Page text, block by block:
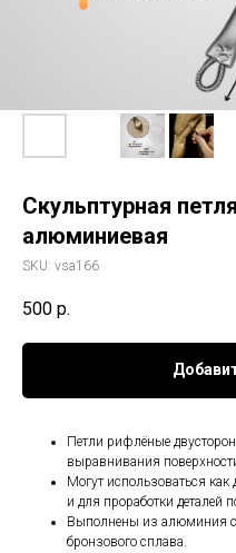
Скульптурная
алюминиевая
SKU: vsa166
500 р.
Петли рифлёные
выравнивания
Могут использоваться
и для проработки деталей
Выполнены из алюминия с
бронзового сплава.